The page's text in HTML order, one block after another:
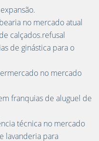
no mercado atual
calçados.refusal
de ginástica para o
no mercado
franquias de aluguel de
técnica no mercado
lavanderia para